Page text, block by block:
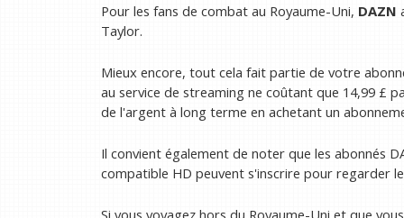
Pour les fans de combat au Royaume-Uni, DAZN
Taylor.
Mieux encore, tout cela fait partie de votre
au service de streaming ne coûtant que 14,99 £
de l'argent à long terme en achetant un
Il convient également de noter que les abonnés
compatible HD peuvent s'inscrire pour regarder
Si vous voyagez hors du Royaume-Uni et que